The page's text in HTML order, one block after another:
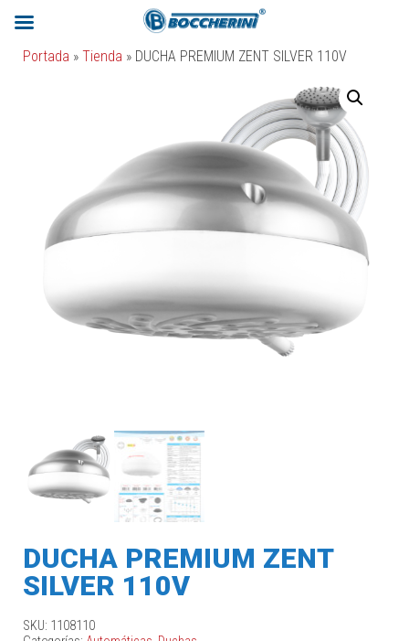
Portada » Tienda » DUCHA PREMIUM ZENT SILVER 110V
DUCHA PREMIUM ZENT
SILVER 110V
SKU: 1108110